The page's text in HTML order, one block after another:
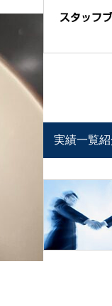
実績一覧紹